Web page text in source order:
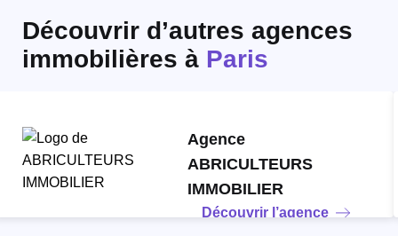
Découvrir d’autres agences
immobilières à Paris
Agence
ABRICULTEURS
IMMOBILIER
Découvrir l’agence